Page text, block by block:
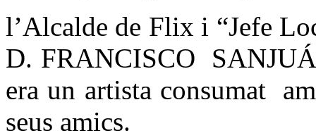
l’Alcalde de Flix i “Jefe
D. FRANCISCO
era un artista consumat
seus amics.